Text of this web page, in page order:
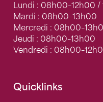
Lundi : 08h00–12h00 /
Mardi : 08h00–13h00
Mercredi :
Jeudi : 08h00–13h00
Vendredi :
Quicklinks